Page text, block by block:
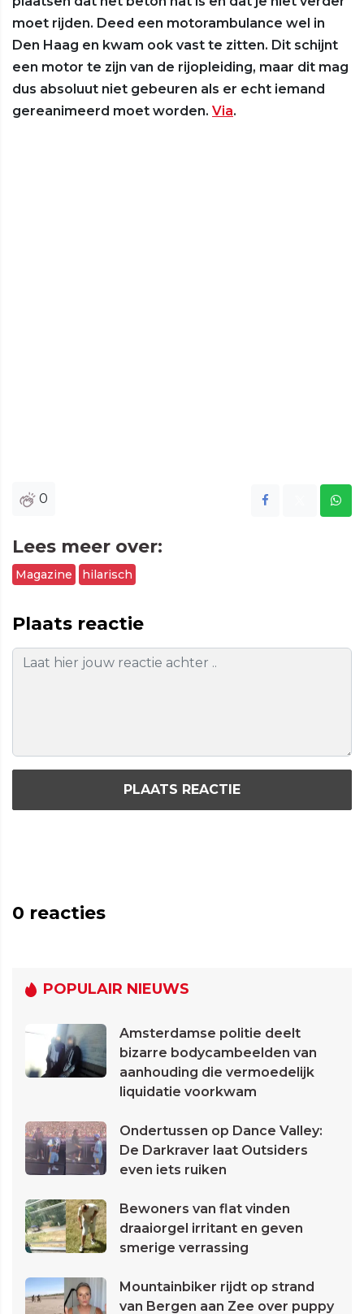
moet rijden. Deed een motorambulance wel in
Den Haag en kwam ook vast te zitten. Dit schijnt
een motor te zijn van de rijopleiding, maar dit mag
dus absoluut niet gebeuren als er echt iemand
gereanimeerd moet worden. Via.
0
Lees meer over:
Magazine hilarisch
Plaats reactie
PLAATS REACTIE
0 reacties
POPULAIR NIEUWS
Amsterdamse politie deelt
bizarre bodycambeelden van
aanhouding die vermoedelijk
liquidatie voorkwam
Ondertussen op Dance Valley:
De Darkraver laat Outsiders
even iets ruiken
Bewoners van flat vinden
draaiorgel irritant en geven
smerige verrassing
Mountainbiker rijdt op strand
van Bergen aan Zee over puppy